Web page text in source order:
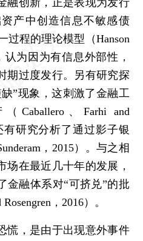
产中创造信息不敏感债
过程的理论模型（Hanson
认为因为有信息外部性，
期过度发行。另有研究探
”现象，这刺激了金融工
、Farhi and
有研究分析了通过影子银
，2015）。与之相
场在最近几十年的发展，
金融体系对“可挤兑”的批
，2016）。
，是由于出现意外事件